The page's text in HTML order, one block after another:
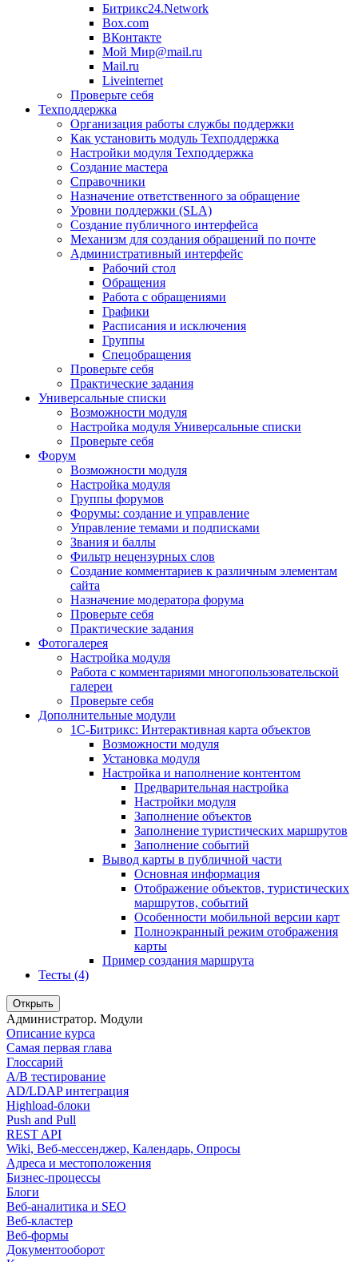
Битрикс24.Network
Box.com
ВКонтакте
Мой Мир@mail.ru
Mail.ru
Liveinternet
Проверьте себя
Техподдержка
Организация работы службы поддержки
Как установить модуль Техподдержка
Настройки модуля Техподдержка
Создание мастера
Справочники
Назначение ответственного за обращение
Уровни поддержки (SLA)
Создание публичного интерфейса
Механизм для создания обращений по почте
Административный интерфейс
Рабочий стол
Обращения
Работа с обращениями
Графики
Расписания и исключения
Группы
Спецобращения
Проверьте себя
Практические задания
Универсальные списки
Возможности модуля
Настройка модуля Универсальные списки
Проверьте себя
Форум
Возможности модуля
Настройка модуля
Группы форумов
Форумы: создание и управление
Управление темами и подписками
Звания и баллы
Фильтр нецензурных слов
Создание комментариев к различным элементам
сайта
Назначение модератора форума
Проверьте себя
Практические задания
Фотогалерея
Настройка модуля
Работа с комментариями многопользовательской
галереи
Проверьте себя
Дополнительные модули
1С-Битрикс: Интерактивная карта объектов
Возможности модуля
Установка модуля
Настройка и наполнение контентом
Предварительная настройка
Настройки модуля
Заполнение объектов
Заполнение туристических маршрутов
Заполнение событий
Вывод карты в публичной части
Основная информация
Отображение объектов, туристических
маршрутов, событий
Особенности мобильной версии карт
Полноэкранный режим отображения
карты
Пример создания маршрута
Тесты (4)
Открыть
Администратор. Модули
Описание курса
Самая первая глава
Глоссарий
A/B тестирование
AD/LDAP интеграция
Highload-блоки
Push and Pull
REST API
Wiki, Веб-мессенджер, Календарь, Опросы
Адреса и местоположения
Бизнес-процессы
Блоги
Веб-аналитика и SEO
Веб-кластер
Веб-формы
Документооборот